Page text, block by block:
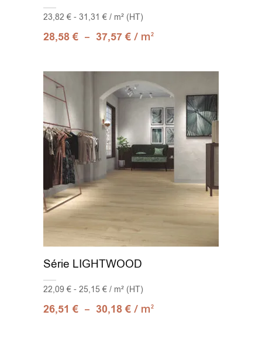
23,82 € - 31,31 € / m² (HT)
28,58€ – 37,57€ / m2
Série LIGHTWOOD
22,09 € - 25,15 € / m² (HT)
26,51€ – 30,18€ / m2